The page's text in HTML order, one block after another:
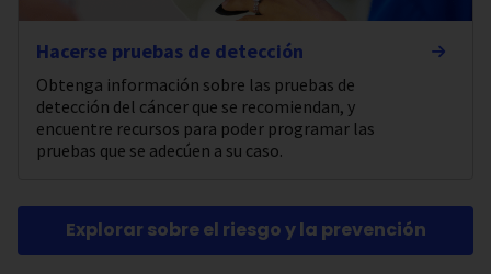
Hacerse pruebas de detección
Obtenga información sobre las pruebas de
detección del cáncer que se recomiendan, y
encuentre recursos para poder programar las
pruebas que se adecúen a su caso.
Explorar sobre el riesgo y la prevención